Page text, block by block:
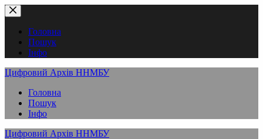
Перейти
до
вмістуГоловна
Пошук
Інфо
Цифровий Архів ННМБУ
Головна
Пошук
Інфо
Цифровий Архів ННМБУ